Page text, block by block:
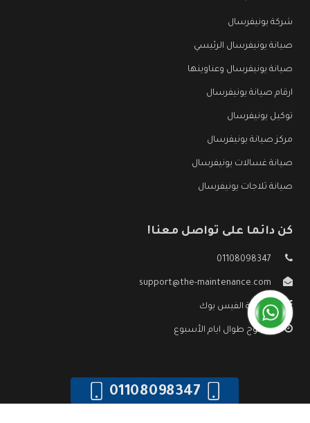
شركة يونيفرسال
صيانة يونيفرسال الرئيسي
صيانة يونيفرسال وعناوينها
ارقام صيانة يونيفرسال
توكيل يونيفرسال
مركز صيانة يونيفرسال
صيانة غسالات يونيفرسال
صيانة ثلاجات يونيفرسال
كن دائما على تواصل معنا!
01108098347
support@the-maintenance.com
صفحة الفيس بوك
مفتوح طوال ايام الأسبوع
01108098347